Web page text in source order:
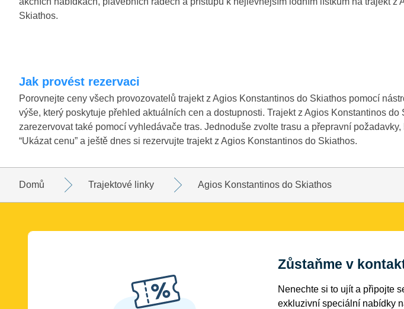
Skiathos.
Jak provést rezervaci
Porovnejte ceny všech provozovatelů trajekt z Agios Konstantinos do Skiathos pomocí
výše, který poskytuje přehled aktuálních cen a dostupnosti. Trajekt z Agios Konstantinos do
zarezervovat také pomocí vyhledávače tras. Jednoduše zvolte trasu a přepravní požadavky,
“Ukázat cenu” a ještě dnes si rezervujte trajekt z Agios Konstantinos do Skiathos.
Domů Trajektové linky Agios Konstantinos do Skiathos
Zůstaňme v
Nenechte si to ujít a připojte
exkluzivní speciální nabídky